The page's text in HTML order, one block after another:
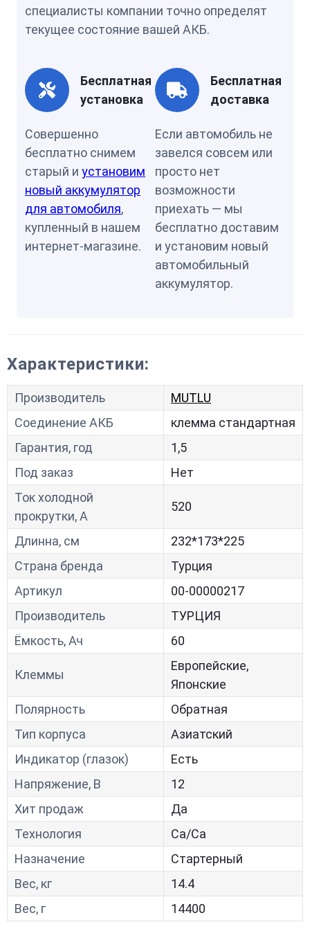
специалисты компании точно определят
текущее состояние вашей АКБ.
Бесплатная
установка
Совершенно
бесплатно снимем
старый и установим
новый аккумулятор
для автомобиля,
купленный в нашем
интернет-магазине.
Бесплатная
доставка
Если автомобиль не
завелся совсем или
просто нет
возможности
приехать — мы
бесплатно доставим
и установим новый
автомобильный
аккумулятор.
Характеристики:
Производитель
MUTLU
Соединение АКБ
клемма стандартная
Гарантия, год
1,5
Под заказ
Нет
Ток холодной
прокрутки, A
520
Длинна, см
232*173*225
Страна бренда
Турция
Артикул
00-00000217
Производитель
ТУРЦИЯ
Ёмкость, Ач
60
Клеммы
Европейские,
Японские
Полярность
Обратная
Тип корпуса
Азиатский
Индикатор (глазок)
Есть
Напряжение, В
12
Хит продаж
Да
Технология
Са/Са
Назначение
Стартерный
Вес, кг
14.4
Вес, г
14400